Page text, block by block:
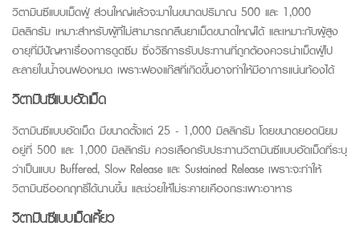
วิตามินซีแบบเม็ดฟู่ ส่วนใหญ่แล้วจะมาในขนาดปริมาณ 500 และ 1,000
มิลลิกรัม เหมาะสำหรับผู้ที่ไม่สามารถกลืนยาเม็ดขนาดใหญ่ได้ และเหมาะกับผู้สูง
อายุที่มีปัญหาเรื่องการดูดซึม ซึ่งวิธีการรับประทานที่ถูกต้องควรนำเม็ดฟู่ไป
ละลายในน้ำจนฟองหมด เพราะฟองแก๊สที่เกิดขึ้นอาจทำให้มีอาการแน่นท้องได้
วิตามินซีแบบอัดเม็ด
วิตามินซีแบบอัดเม็ด มีขนาดตั้งแต่ 25 - 1,000 มิลลิกรัม โดยขนาดยอดนิยม
อยู่ที่ 500 และ 1,000 มิลลิกรัม ควรเลือกรับประทานวิตามินซีแบบอัดเม็ดที่ระบุ
ว่าเป็นแบบ Buffered, Slow Release และ Sustained Release เพราะจะทำให้
วิตามินซีออกฤทธิ์ได้นานขึ้น และช่วยให้ไม่ระคายเคืองกระเพาะอาหาร
วิตามินซีแบบเม็ดเคี้ยว